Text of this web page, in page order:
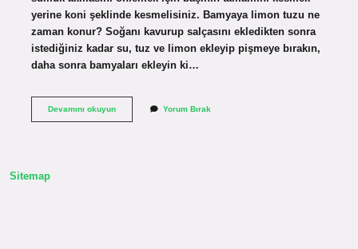
yerine koni şeklinde kesmelisiniz. Bamyaya limon tuzu ne
zaman konur? Soğanı kavurup salçasını ekledikten sonra
istediğiniz kadar su, tuz ve limon ekleyip pişmeye bırakın,
daha sonra bamyaları ekleyin ki…
Devamını okuyunTaze
Yorum Bırak
Sitemap